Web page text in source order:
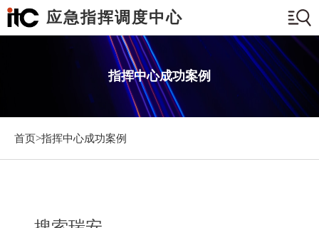
应急指挥调度中心
指挥中心成功案例
首页>指挥中心成功案例